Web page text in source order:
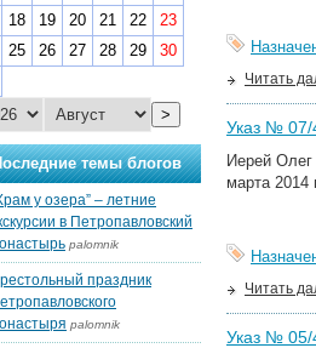
Читать
Указ № 07/
Иерей Олег
марта 2014
Читать
Указ № 05/
18 19 20 21 22
23
25 26 27 28 29
30
>
темы блогов
у озера” – летние
в Петропавловский
palomnik
праздник
palomnik